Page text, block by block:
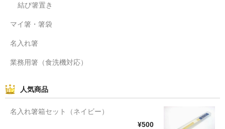
結び箸置き
マイ箸・箸袋
名入れ箸
業務用箸（食洗機対応）
人気商品
名入れ箸箱セット（ネイビー）
¥500